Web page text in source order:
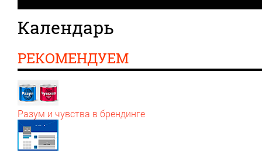
Календарь
РЕКОМЕНДУЕМ
Разум и чувства в брендинге